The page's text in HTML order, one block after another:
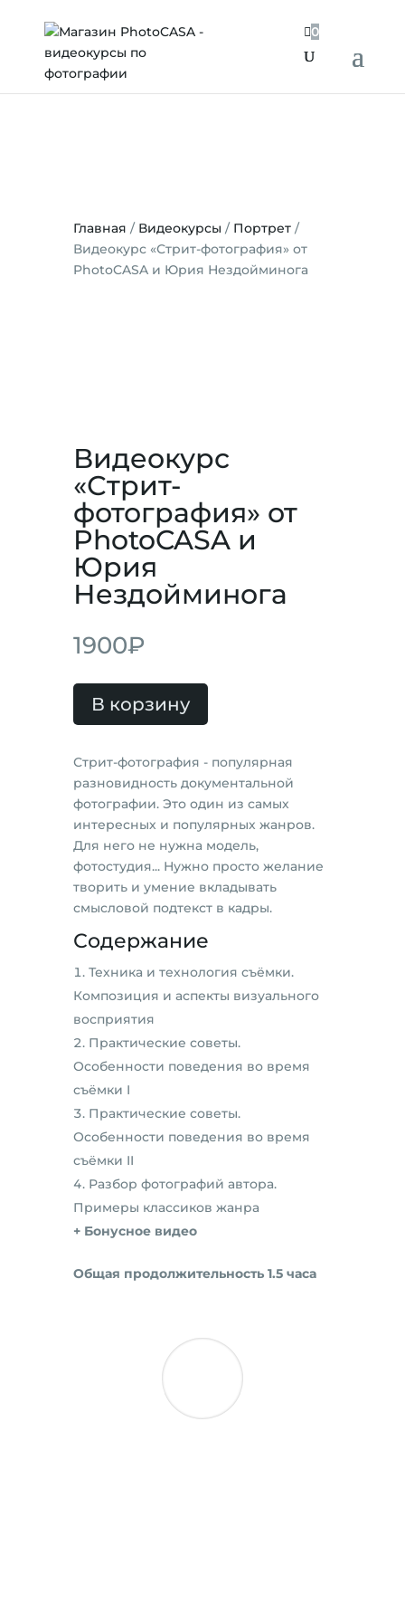
0
Главная / Видеокурсы / Портрет/
Видеокурс «Стрит-фотография» от
PhotoCASA и Юрия Нездойминога
Видеокурс
«Стрит-
фотография» от
PhotoCASA и
Юрия
Нездойминога
1900₽
В корзину
Стрит-фотография - популярная
разновидность документальной
фотографии. Это один из самых
интересных и популярных жанров.
Для него не нужна модель,
фотостудия... Нужно просто желание
творить и умение вкладывать
смысловой подтекст в кадры.
Содержание
Техника и технология съёмки.
Композиция и аспекты визуального
восприятия
Практические советы.
Особенности поведения во время
съёмки I
Практические советы.
Особенности поведения во время
съёмки II
Разбор фотографий автора.
Примеры классиков жанра
+ Бонусное видео
Общая продолжительность 1.5 часа